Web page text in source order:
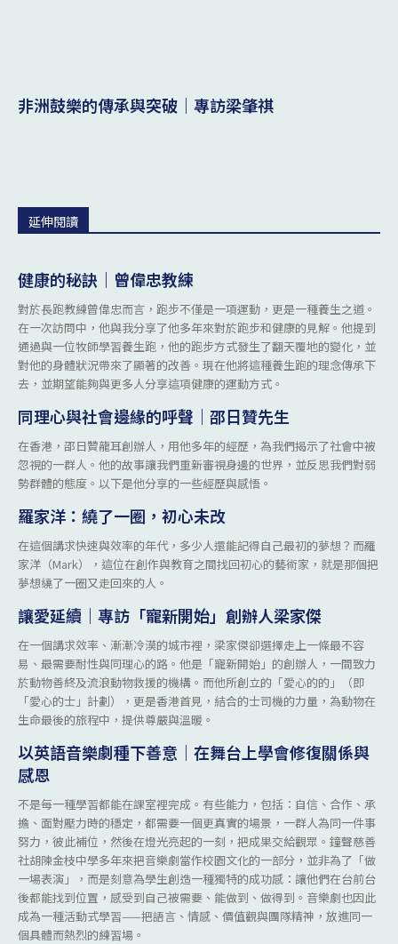
非洲鼓樂的傳承與突破｜專訪梁肇祺
延伸閱讀
健康的秘訣｜曾偉忠教練
對於長跑教練曾偉忠而言，跑步不僅是一項運動，更是一種養生之道。
在一次訪問中，他與我分享了他多年來對於跑步和健康的見解。他提到
通過與一位牧師學習養生跑，他的跑步方式發生了翻天覆地的變化，並
對他的身體狀況帶來了顯著的改善。現在他將這種養生跑的理念傳承下
去，並期望能夠與更多人分享這項健康的運動方式。
同理心與社會邊緣的呼聲｜邵日贊先生
在香港，邵日贊龍耳創辦人，用他多年的經歷，為我們揭示了社會中被
忽視的一群人。他的故事讓我們重新審視身邊的世界，並反思我們對弱
勢群體的態度。以下是他分享的一些經歷與感悟。
羅家洋：繞了一圈，初心未改
在這個講求快速與效率的年代，多少人還能記得自己最初的夢想？而羅
家洋（Mark），這位在創作與教育之間找回初心的藝術家，就是那個把
夢想繞了一圈又走回來的人。
讓愛延續｜專訪「寵新開始」創辦人梁家傑
在一個講求效率、漸漸冷漠的城市裡，梁家傑卻選擇走上一條最不容
易、最需要耐性與同理心的路。他是「寵新開始」的創辦人，一間致力
於動物善終及流浪動物救援的機構。而他所創立的「愛心的的」（即
「愛心的士」計劃），更是香港首見，結合的士司機的力量，為動物在
生命最後的旅程中，提供尊嚴與溫暖。
以英語音樂劇種下善意｜在舞台上學會修復關係與
感恩
不是每一種學習都能在課室裡完成。有些能力，包括：自信、合作、承
擔、面對壓力時的穩定，都需要一個更真實的場景，一群人為同一件事
努力，彼此補位，然後在燈光亮起的一刻，把成果交給觀眾。鐘聲慈善
社胡陳金枝中學多年來把音樂劇當作校園文化的一部分，並非為了「做
一場表演」，而是刻意為學生創造一種獨特的成功感：讓他們在台前台
後都能找到位置，感受到自己被需要、能做到、做得到。音樂劇也因此
成為一種活動式學習——把語言、情感、價值觀與團隊精神，放進同一
個具體而熱烈的練習場。